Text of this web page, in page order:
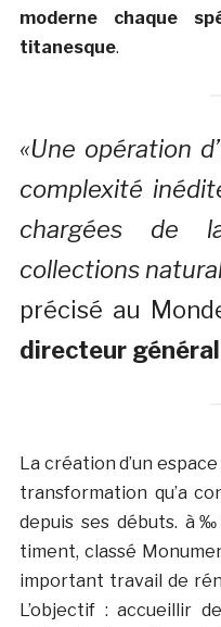
moderne chaque
titanesque.
«Une opération
complexité
chargées de
collections
précisé au
directeur
La création d’un
transformation qu’a
depuis ses débuts.
timent, classé
important travail de
L’objectif : accueillir